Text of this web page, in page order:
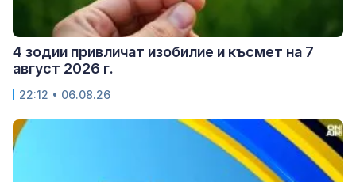
4 зодии привличат изобилие и късмет на 7
август 2026 г.
22:12 • 06.08.26